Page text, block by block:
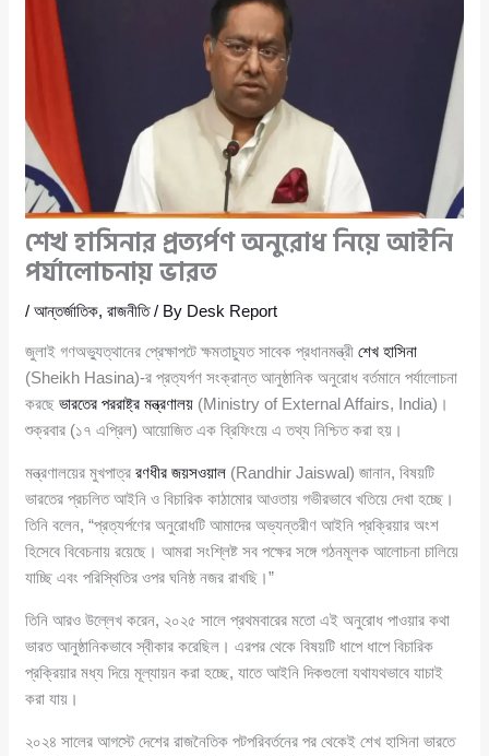
শেখ হাসিনার প্রত্যর্পণ অনুরোধ নিয়ে আইনি
পর্যালোচনায় ভারত
/আন্তর্জাতিক,রাজনীতি/ By Desk Report
জুলাই গণঅভ্যুত্থানের প্রেক্ষাপটে ক্ষমতাচ্যুত সাবেক প্রধানমন্ত্রীশেখ হাসিনা
(Sheikh Hasina)-র প্রত্যর্পণ সংক্রান্ত আনুষ্ঠানিক অনুরোধ বর্তমানে পর্যালোচনা
করছেভারতের পররাষ্ট্র মন্ত্রণালয় (Ministry of External Affairs, India)।
শুক্রবার (১৭ এপ্রিল) আয়োজিত এক ব্রিফিংয়ে এ তথ্য নিশ্চিত করা হয়।
মন্ত্রণালয়ের মুখপাত্ররণধীর জয়সওয়াল (Randhir Jaiswal) জানান, বিষয়টি
ভারতের প্রচলিত আইনি ও বিচারিক কাঠামোর আওতায় গভীরভাবে খতিয়ে দেখা হচ্ছে।
তিনি বলেন, “প্রত্যর্পণের অনুরোধটি আমাদের অভ্যন্তরীণ আইনি প্রক্রিয়ার অংশ
হিসেবে বিবেচনায় রয়েছে। আমরা সংশ্লিষ্ট সব পক্ষের সঙ্গে গঠনমূলক আলোচনা চালিয়ে
যাচ্ছি এবং পরিস্থিতির ওপর ঘনিষ্ঠ নজর রাখছি।”
তিনি আরও উল্লেখ করেন, ২০২৫ সালে প্রথমবারের মতো এই অনুরোধ পাওয়ার কথা
ভারত আনুষ্ঠানিকভাবে স্বীকার করেছিল। এরপর থেকে বিষয়টি ধাপে ধাপে বিচারিক
প্রক্রিয়ার মধ্য দিয়ে মূল্যায়ন করা হচ্ছে, যাতে আইনি দিকগুলো যথাযথভাবে যাচাই
করা যায়।
২০২৪ সালের আগস্টে দেশের রাজনৈতিক পটপরিবর্তনের পর থেকেই শেখ হাসিনা ভারতে